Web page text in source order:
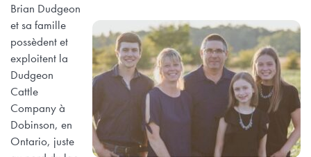
Brian Dudgeon
et sa famille
possèdent et
exploitent la
Dudgeon
Cattle
Company à
Dobinson, en
Ontario, juste